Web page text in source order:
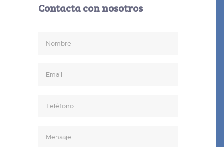
Contacta con nosotros